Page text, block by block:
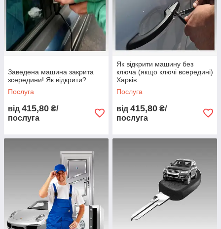
Заведена машина закрита
зсередини! Як відкрити?
Послуга
від 415,80 ₴/
послуга
Як відкрити машину без
ключа (якщо ключі всередині)
Харків
Послуга
від 415,80 ₴/
послуга